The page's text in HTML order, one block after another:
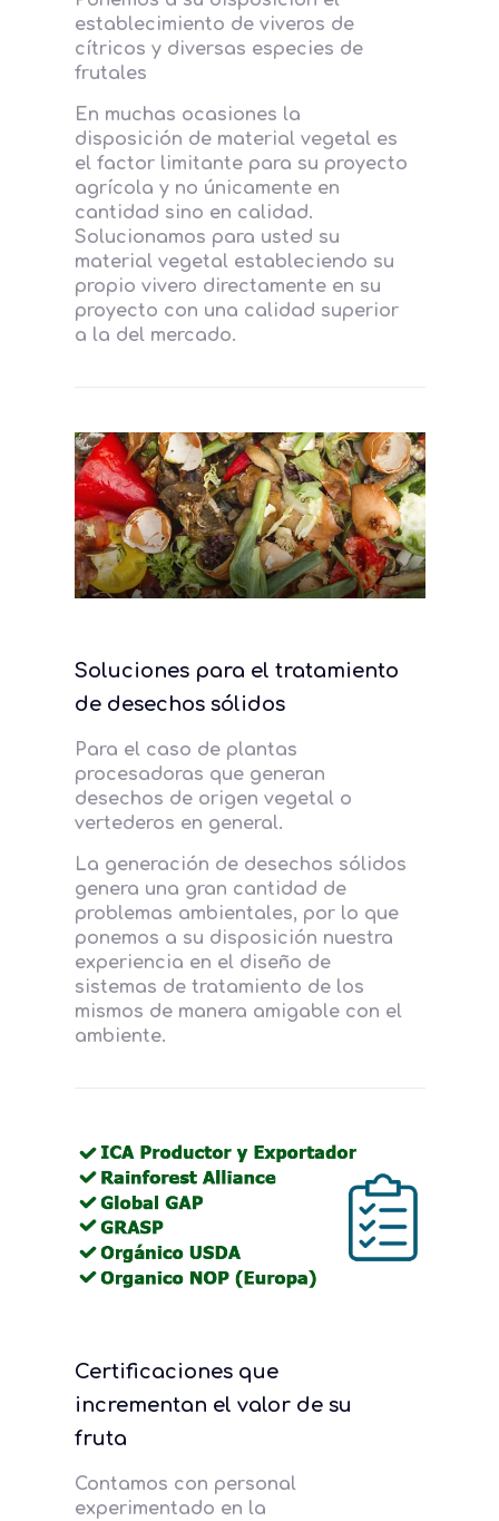
establecimiento de viveros de
cítricos y diversas especies de
frutales
En muchas ocasiones la
disposición de material vegetal es
el factor limitante para su proyecto
agrícola y no únicamente en
cantidad sino en calidad.
Solucionamos para usted su
material vegetal estableciendo su
propio vivero directamente en su
proyecto con una calidad superior
a la del mercado.
Soluciones para el tratamiento
de desechos sólidos
Para el caso de plantas
procesadoras que generan
desechos de origen vegetal o
vertederos en general.
La generación de desechos sólidos
genera una gran cantidad de
problemas ambientales, por lo que
ponemos a su disposición nuestra
experiencia en el diseño de
sistemas de tratamiento de los
mismos de manera amigable con el
ambiente.
Certificaciones que
incrementan el valor de su
fruta
Contamos con personal
experimentado en la